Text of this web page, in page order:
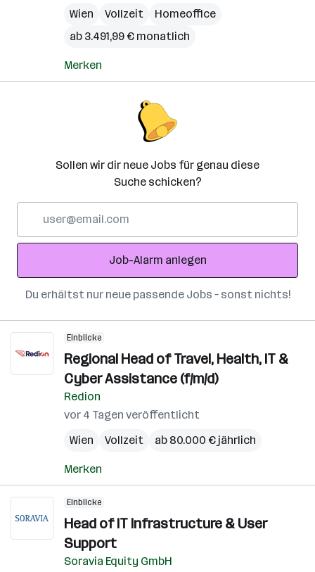
Wien
Vollzeit
Homeoffice
ab 3.491,99 € monatlich
Merken
Sollen wir dir neue Jobs für genau diese
Suche schicken?
Adresse
Job-Alarm anlegen
Du erhältst nur neue passende Jobs – sonst nichts!
Einblicke
Regional Head of Travel, Health, IT &
Cyber Assistance (f/m/d)
Redion
vor 4 Tagen veröffentlicht
Wien
Vollzeit ab 80.000 € jährlich
Merken
Einblicke
Head of IT Infrastructure & User
Support
Soravia Equity GmbH